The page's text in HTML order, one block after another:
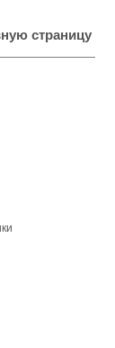
страницу